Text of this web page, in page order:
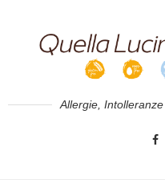
Allergie,